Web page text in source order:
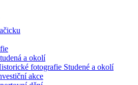
a okolí
fotografie Studené a okolí
akce